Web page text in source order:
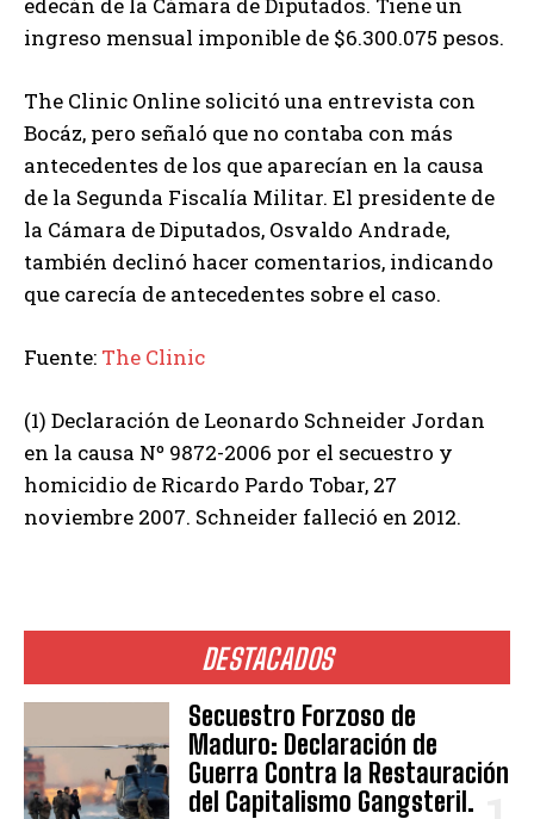
DESTACADOS
Secuestro Forzoso de
Maduro: Declaración de
Guerra Contra la Restauración
del Capitalismo Gangsteril.
ingreso mensual imponible de $6.300.075 pesos.
The Clinic Online solicitó una entrevista con
Bocáz, pero señaló que no contaba con más
antecedentes de los que aparecían en la causa
de la Segunda Fiscalía Militar. El presidente de
la Cámara de Diputados, Osvaldo Andrade,
también declinó hacer comentarios, indicando
que carecía de antecedentes sobre el caso.
Fuente: The Clinic
(1) Declaración de Leonardo Schneider Jordan
en la causa Nº 9872-2006 por el secuestro y
homicidio de Ricardo Pardo Tobar, 27
noviembre 2007. Schneider falleció en 2012.